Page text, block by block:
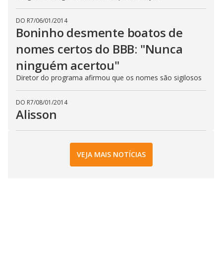
DO R7/06/01/2014
Boninho desmente boatos de
nomes certos do BBB: "Nunca
ninguém acertou"
Diretor do programa afirmou que os nomes são sigilosos
DO R7/08/01/2014
Alisson
VEJA MAIS NOTÍCIAS